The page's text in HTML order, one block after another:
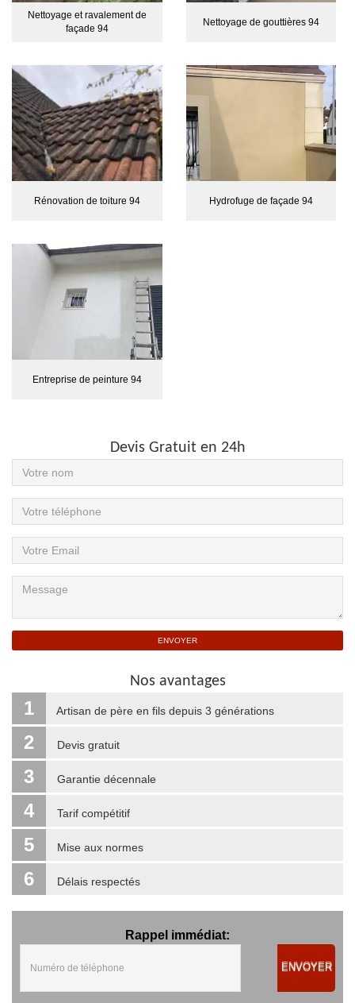
Nettoyage et ravalement de
façade 94
Nettoyage de gouttières 94
Rénovation de toiture 94 Hydrofuge de façade 94
Entreprise de peinture 94
Devis Gratuit en 24h
Nos avantages
1 Artisan de père en fils depuis 3 générations
2 Devis gratuit
3 Garantie décennale
4 Tarif compétitif
5 Mise aux normes
6 Délais respectés
Rappel immédiat:
ENVOYER